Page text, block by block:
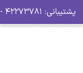
پشتیبانی: